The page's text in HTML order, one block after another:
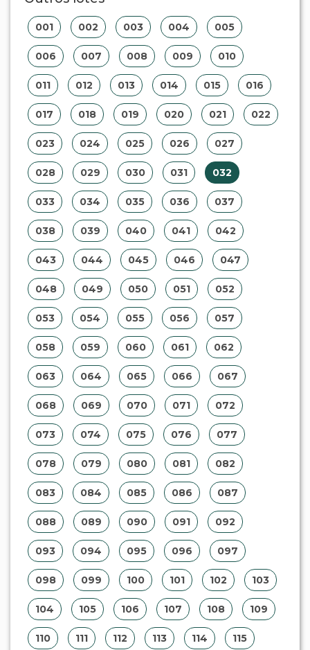
001 002 003 004 005
006 007 008 009 010
011 012 013 014 015 016
017 018 019 020 021 022
023 024 025 026 027
028 029 030 031 032
033 034 035 036 037
038 039 040 041 042
043 044 045 046 047
048 049 050 051 052
053 054 055 056 057
058 059 060 061 062
063 064 065 066 067
068 069 070 071 072
073 074 075 076 077
078 079 080 081 082
083 084 085 086 087
088 089 090 091 092
093 094 095 096 097
098 099 100 101 102 103
104 105 106 107 108 109
110 111 112 113 114 115